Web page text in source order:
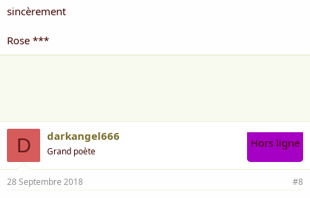
sincèrement
Rose ***
D darkangel666
Grand poète
Hors ligne
28 Septembre 2018 #8